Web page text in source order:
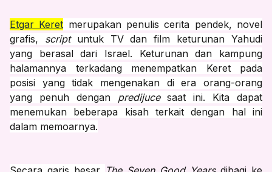
Etgar Keret merupakan penulis cerita pendek, novel
grafis, script untuk TV dan film keturunan Yahudi
yang berasal dari Israel. Keturunan dan kampung
halamannya terkadang menempatkan Keret pada
posisi yang tidak mengenakan di era orang-orang
yang penuh dengan predijucesaat ini. Kita dapat
menemukan beberapa kisah terkait dengan hal ini
dalam memoarnya.